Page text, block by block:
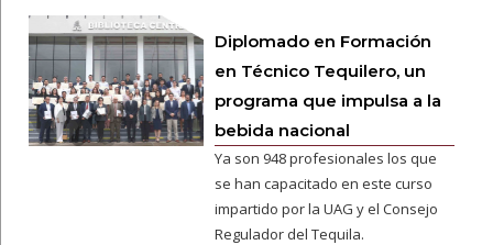
Diplomado en Formación
en Técnico Tequilero, un
programa que impulsa a la
bebida nacional
Ya son 948 profesionales los que
se han capacitado en este curso
impartido por la UAG y el Consejo
Regulador del Tequila.